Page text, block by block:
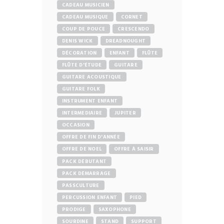
CADEAU MUSICIEN
CADEAU MUSIQUE
CORNET
COUP DE POUCE
CRESCENDO
DENIS WICK
DREADNOUGHT
DÉCORATION
ENFANT
FLÛTE
FLÛTE D'ÉTUDE
GUITARE
GUITARE ACOUSTIQUE
GUITARE FOLK
INSTRUMENT ENFANT
INTERMEDIAIRE
JUPITER
OCCASION
OFFRE DE FIN D'ANNÉE
OFFRE DE NOEL
OFFRE À SAISIR
PACK DÉBUTANT
PACK DÉMARRAGE
PASSCULTURE
PERCUSSION ENFANT
PIED
PRODIGE
SAXOPHONE
SOURDINE
STAND SUPPORT